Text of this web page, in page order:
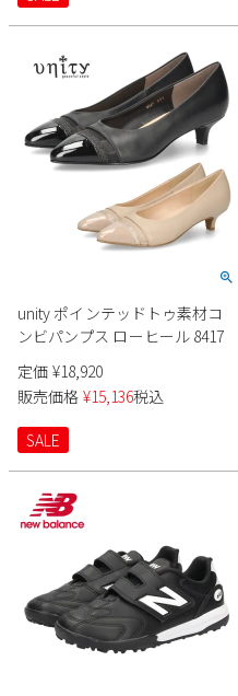
unity ポインテッドトゥ素材コ
ンビパンプス ローヒール 8417
定価 ¥18,920
販売価格 ¥15,136税込
SALE